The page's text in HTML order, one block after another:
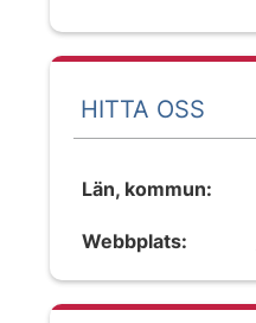
HITTA OSS
Län, kommun:
Webbplats: